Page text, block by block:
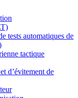
tests automatiques de
tactique
d’évitement de